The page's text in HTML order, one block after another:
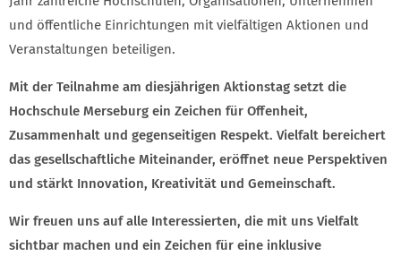
und öffentliche Einrichtungen mit vielfältigen Aktionen und
Veranstaltungen beteiligen.
Mit der Teilnahme am diesjährigen Aktionstag setzt die
Hochschule Merseburg ein Zeichen für Offenheit,
Zusammenhalt und gegenseitigen Respekt. Vielfalt bereichert
das gesellschaftliche Miteinander, eröffnet neue Perspektiven
und stärkt Innovation, Kreativität und Gemeinschaft.
Wir freuen uns auf alle Interessierten, die mit uns Vielfalt
sichtbar machen und ein Zeichen für eine inklusive